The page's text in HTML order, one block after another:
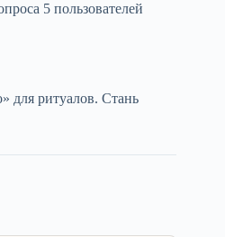
5 пользователей
для ритуалов. Стань